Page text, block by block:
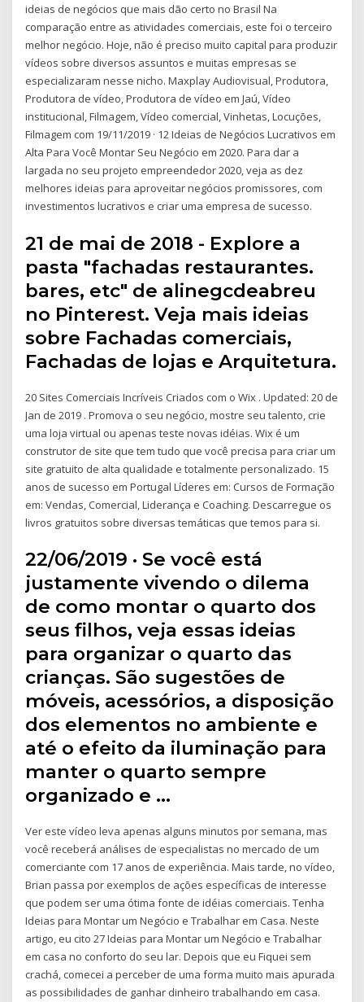
ideias de negócios que mais dão certo no Brasil Na
comparação entre as atividades comerciais, este foi o terceiro
melhor negócio. Hoje, não é preciso muito capital para produzir
vídeos sobre diversos assuntos e muitas empresas se
especializaram nesse nicho. Maxplay Audiovisual, Produtora,
Produtora de vídeo, Produtora de vídeo em Jaú, Vídeo
institucional, Filmagem, Vídeo comercial, Vinhetas, Locuções,
Filmagem com 19/11/2019 · 12 Ideias de Negócios Lucrativos em
Alta Para Você Montar Seu Negócio em 2020. Para dar a
largada no seu projeto empreendedor 2020, veja as dez
melhores ideias para aproveitar negócios promissores, com
investimentos lucrativos e criar uma empresa de sucesso.
21 de mai de 2018 - Explore a
pasta "fachadas restaurantes.
bares, etc" de alinegcdeabreu
no Pinterest. Veja mais ideias
sobre Fachadas comerciais,
Fachadas de lojas e Arquitetura.
20 Sites Comerciais Incríveis Criados com o Wix . Updated: 20 de
Jan de 2019 . Promova o seu negócio, mostre seu talento, crie
uma loja virtual ou apenas teste novas idéias. Wix é um
construtor de site que tem tudo que você precisa para criar um
site gratuito de alta qualidade e totalmente personalizado. 15
anos de sucesso em Portugal Líderes em: Cursos de Formação
em: Vendas, Comercial, Liderança e Coaching. Descarregue os
livros gratuitos sobre diversas temáticas que temos para si.
22/06/2019 · Se você está
justamente vivendo o dilema
de como montar o quarto dos
seus filhos, veja essas ideias
para organizar o quarto das
crianças. São sugestões de
móveis, acessórios, a disposição
dos elementos no ambiente e
até o efeito da iluminação para
manter o quarto sempre
organizado e …
Ver este vídeo leva apenas alguns minutos por semana, mas
você receberá análises de especialistas no mercado de um
comerciante com 17 anos de experiência. Mais tarde, no vídeo,
Brian passa por exemplos de ações específicas de interesse
que podem ser uma ótima fonte de idéias comerciais. Tenha
Ideias para Montar um Negócio e Trabalhar em Casa. Neste
artigo, eu cito 27 Ideias para Montar um Negócio e Trabalhar
em casa no conforto do seu lar. Depois que eu Fiquei sem
crachá, comecei a perceber de uma forma muito mais apurada
as possibilidades de ganhar dinheiro trabalhando em casa.